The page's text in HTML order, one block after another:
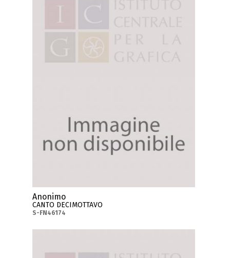
Anonimo
CANTO DECIMOTTAVO
S-FN46174